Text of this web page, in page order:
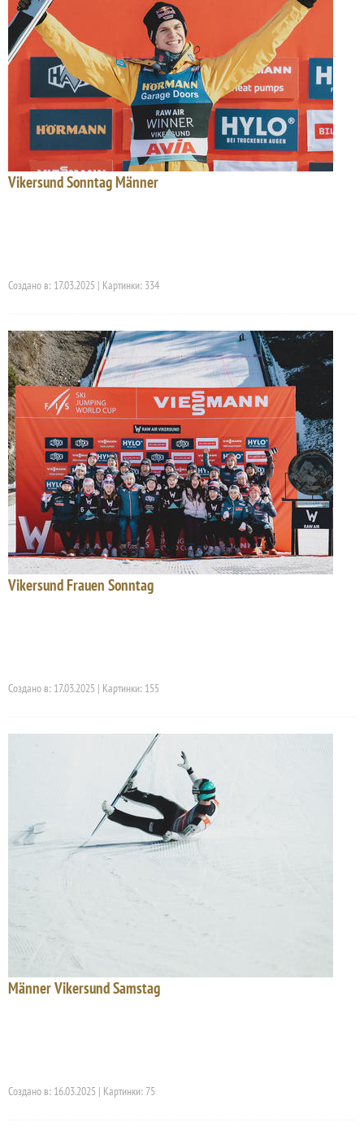
Vikersund Sonntag Männer
Создано в: 17.03.2025 | Картинки: 334
Vikersund Frauen Sonntag
Создано в: 17.03.2025 | Картинки: 155
Männer Vikersund Samstag
Создано в: 16.03.2025 | Картинки: 75